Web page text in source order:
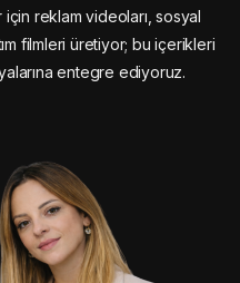
için reklam videoları, sosyal
filmleri üretiyor; bu içerikleri
entegre ediyoruz.